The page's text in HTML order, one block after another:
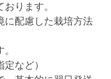
ります。
に配慮した栽培方法
など）